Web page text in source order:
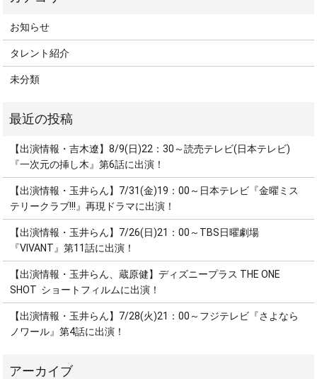
お知らせ
タレント紹介
未分類
【出演情報・吉木遼】8/9(日)22：30～読売テレビ(日本テレビ)
『一次元の挿し木』第6話に出演！
【出演情報・玉井らん】7/31(金)19：00～日本テレビ『金曜ミス
テリークラブ!!!』再現ドラマに出演！
【出演情報・玉井らん】7/26(日)21：00～TBS日曜劇場
『VIVANT』第11話に出演！
【出演情報・玉井らん、蔵原健】ディズニープラス THE ONE
SHOT ショートフィルムに出演！
【出演情報・玉井らん】7/28(火)21：00～フジテレビ『さよなら
ノワール』第4話に出演！